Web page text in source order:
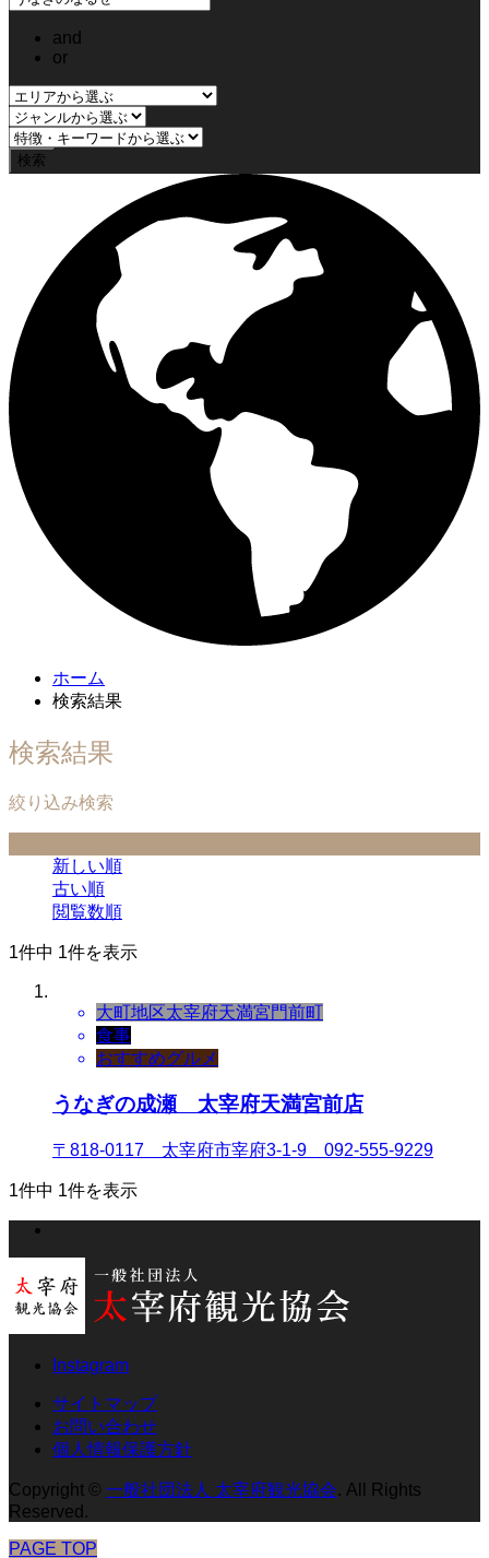
and
or
ホーム
検索結果
検索結果
絞り込み検索
新しい順
古い順
閲覧数順
1件中 1件を表示
大町地区太宰府天満宮門前町
食事
おすすめグルメ
うなぎの成瀬 太宰府天満宮前店
〒818-0117 太宰府市宰府3-1-9 092-555-9229
1件中 1件を表示
Instagram
サイトマップ
お問い合わせ
個人情報保護方針
Copyright © 一般社団法人 太宰府観光協会. All Rights
Reserved.
PAGE TOP